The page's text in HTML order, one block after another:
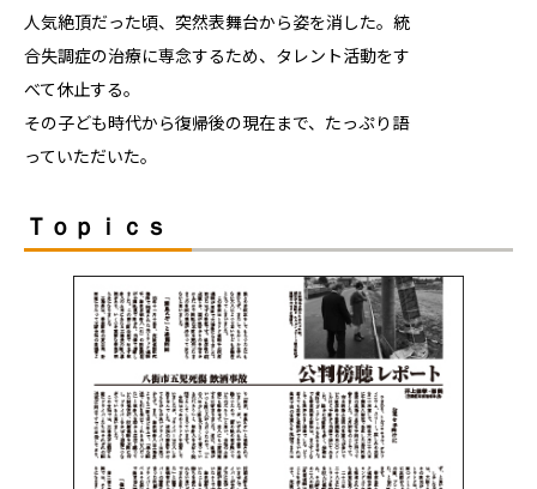
人気絶頂だった頃、突然表舞台から姿を消した。統
合失調症の治療に専念するため、タレント活動をす
べて休止する。
その子ども時代から復帰後の現在まで、たっぷり語
っていただいた。
Ｔｏｐｉｃｓ